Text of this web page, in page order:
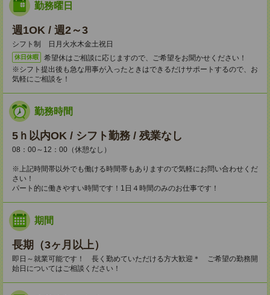
勤務曜日
週1OK / 週2～3
シフト制 日月火水木金土祝日
休日休暇
希望休はご相談に応じますので、ご希望をお聞かせください！
※シフト提出後も急な用事が入ったときはできるだけサポートするので、お
気軽にご相談を！
勤務時間
5ｈ以内OK / シフト勤務 / 残業なし
08：00～12：00（休憩なし）
※上記時間帯以外でも働ける時間帯もありますので気軽にお問い合わせくだ
さい！
パート的に働きやすい時間です！1日４時間のみのお仕事です！
期間
長期（3ヶ月以上）
即日～就業可能です！ 長く勤めていただける方大歓迎＊ ご希望の勤務開
始日についてはご相談ください！